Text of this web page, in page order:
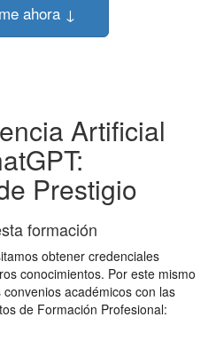
ahora ↓
Artificial
Prestigio
formación
obtener credenciales
conocimientos. Por este mismo
académicos con las
de Formación Profesional: